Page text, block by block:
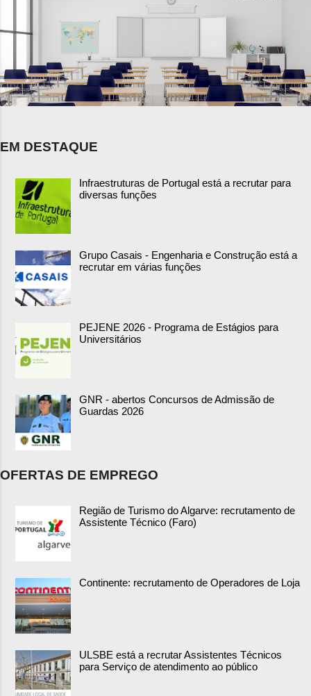
EM DESTAQUE
Infraestruturas de Portugal está a recrutar para
diversas funções
Grupo Casais - Engenharia e Construção está a
recrutar em várias funções
PEJENE 2026 - Programa de Estágios para
Universitários
GNR - abertos Concursos de Admissão de
Guardas 2026
OFERTAS DE EMPREGO
Região de Turismo do Algarve: recrutamento de
Assistente Técnico (Faro)
Continente: recrutamento de Operadores de Loja
ULSBE está a recrutar Assistentes Técnicos
para Serviço de atendimento ao público